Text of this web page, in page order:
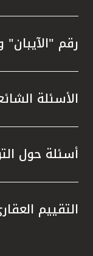
رقم
الأسئلة
أسئلة حول
التقييم